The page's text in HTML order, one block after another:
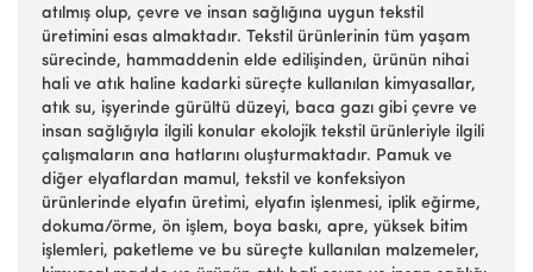
atılmış olup, çevre ve insan sağlığına uygun tekstil
üretimini esas almaktadır. Tekstil ürünlerinin tüm yaşam
sürecinde, hammaddenin elde edilişinden, ürünün nihai
hali ve atık haline kadarki süreçte kullanılan kimyasallar,
atık su, işyerinde gürültü düzeyi, baca gazı gibi çevre ve
insan sağlığıyla ilgili konular ekolojik tekstil ürünleriyle ilgili
çalışmaların ana hatlarını oluşturmaktadır. Pamuk ve
diğer elyaflardan mamul, tekstil ve konfeksiyon
ürünlerinde elyafın üretimi, elyafın işlenmesi, iplik eğirme,
dokuma/örme, ön işlem, boya baskı, apre, yüksek bitim
işlemleri, paketleme ve bu süreçte kullanılan malzemeler,